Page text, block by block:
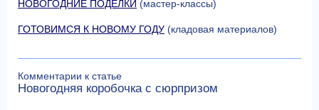
НОВОГОДНИЕ ПОДЕЛКИ (мастер-классы)
ГОТОВИМСЯ К НОВОМУ ГОДУ (кладовая материалов)
Комментарии к статье
Новогодняя коробочка с сюрпризом